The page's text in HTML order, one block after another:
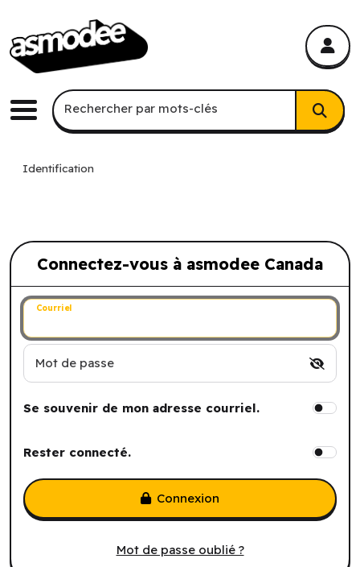
Menu
Recherche par mots-clés
Rechercher par mots-clés
Identification
Connectez-vous à asmodee Canada
Connectez-vous à asmodee Canada
Courriel
Mot de passe
Se souvenir de mon adresse courriel.
Rester connecté.
Mot de passe oublié ?
Connexion